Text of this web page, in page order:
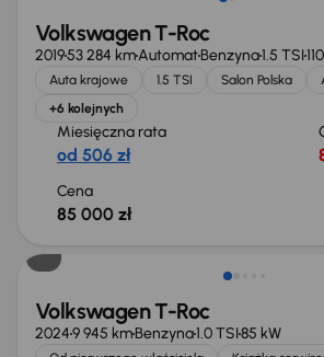
Volkswagen T-Roc
201953 284 kmAutomatBenzyna1.5 TSI
Auta krajowe 1.5 TSI Salon Polska
+6 kolejnych
Miesięczna rata
od 506 zł
Cena
85 000 zł
Taniej o 1 500 zł
Volkswagen T-Roc
20249 945 kmBenzyna1.0 TSI85 kW